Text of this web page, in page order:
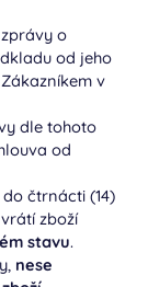
o
od jeho
v
dle tohoto
od
čtrnácti (14)
zboží
stavu.
nese